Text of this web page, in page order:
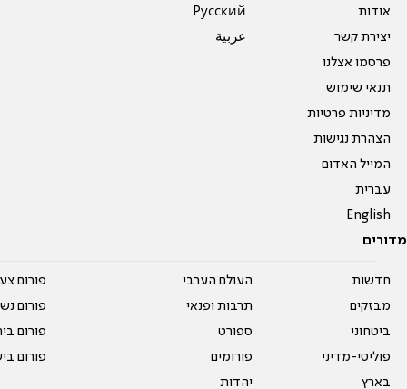
אודות
יצירת קשר
פרסמו אצלנו
תנאי שימוש
מדיניות פרטיות
הצהרת נגישות
המייל האדום
עברית
English
Pусский
عربية
מדורים
חדשות
מבזקים
ביטחוני
פוליטי-מדיני
בארץ
העולם הערבי
תרבות ופנאי
ספורט
פורומים
יהדות
פורום
פורום
פורום
פורום